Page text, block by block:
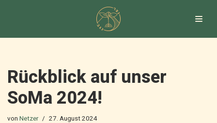
Inhalt
Rückblick auf unser
SoMa 2024!
von Netzer 27. August 2024